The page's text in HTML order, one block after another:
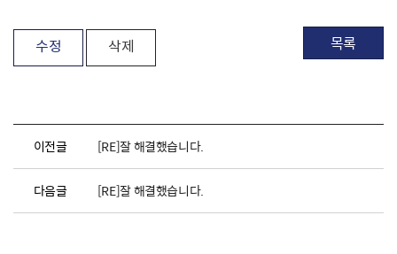
수정 삭제 목록
이전글 [RE]잘 해결했습니다.
다음글 [RE]잘 해결했습니다.